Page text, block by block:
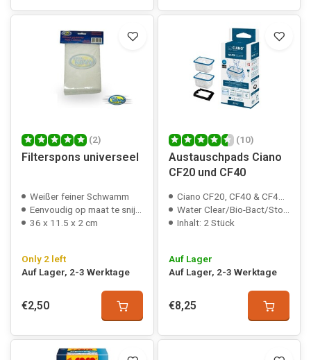
(2)
Filterspons universeel
Weißer feiner Schwamm
Eenvoudig op maat te snijden
36 x 11.5 x 2 cm
Only 2 left
Auf Lager, 2-3 Werktage
€2,50
(10)
Austauschpads Ciano
CF20 und CF40
Ciano CF20, CF40 & CF40 stone
Water Clear/Bio-Bact/Stop-Algae
Inhalt: 2 Stück
Auf Lager
Auf Lager, 2-3 Werktage
€8,25